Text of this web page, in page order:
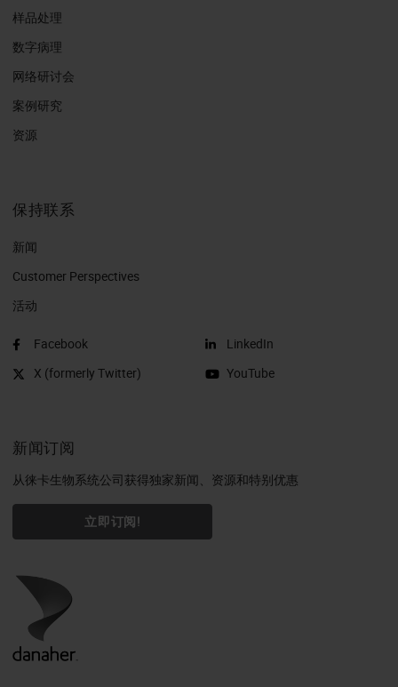
样品处理
数字病理
网络研讨会
案例研究
资源
保持联系
新闻
Customer Perspectives​
活动
Facebook
X (formerly Twitter)
LinkedIn
YouTube
新闻订阅
从徕卡生物系统公司获得独家新闻、资源和特别优惠
立即订阅!